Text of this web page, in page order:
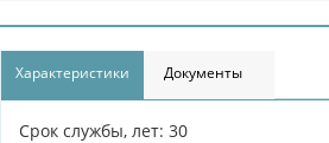
Характеристики Документы
Срок службы, лет: 30